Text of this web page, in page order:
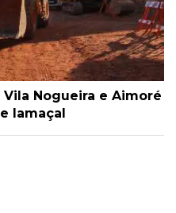
Nogueira e Aimoré
lamaçal